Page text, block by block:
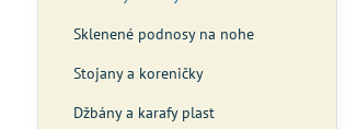
Sklenené podnosy na nohe
Stojany a koreničky
Džbány a karafy plast